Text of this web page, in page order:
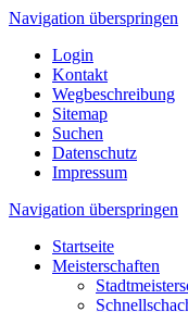
Navigation überspringen
Login
Kontakt
Wegbeschreibung
Sitemap
Suchen
Datenschutz
Impressum
Navigation überspringen
Startseite
Meisterschaften